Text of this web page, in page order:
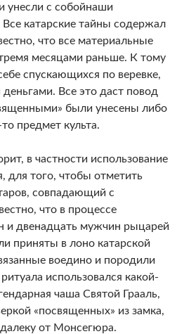
унесли с собойнаши
катарские тайны содержал
что все материальные
месяцами раньше. К тому
спускающихся по веревке,
Все это даст повод
были унесены либо
предмет культа.
в частности использование
того, чтобы отметить
совпадающий с
что в процессе
и двенадцать мужчин рыцарей
приняты в лоно катарской
воедино и породили
использовался какой-
чаша Святой Грааль,
«посвященных» из замка,
от Монсегюра.